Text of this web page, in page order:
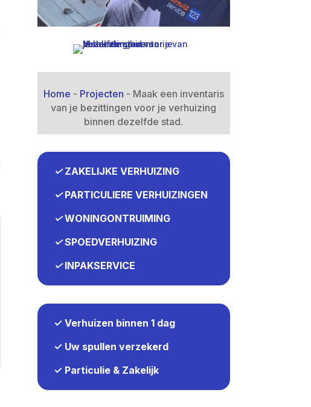
Home - Projecten - Maak een inventaris
van je bezittingen voor je verhuizing
binnen dezelfde stad.​
✓ZAKELIJKE VERHUIZING
✓PARTICULIERE VERHUIZINGEN
✓WONINGONTRUIMING
✓SPOEDVERHUIZING
✓INPAKSERVICE
✓ Verhuizen binnen 1 dag
✓ Uw spullen verzekerd
✓ Particulie & Zakelijk